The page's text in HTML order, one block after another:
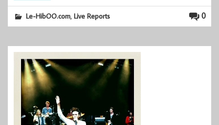
0
Le-HibOO.com,Live Reports